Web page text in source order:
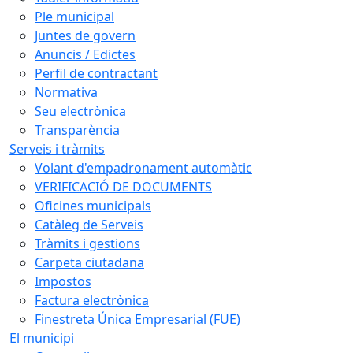
Ple municipal
Juntes de govern
Anuncis / Edictes
Perfil de contractant
Normativa
Seu electrònica
Transparència
Serveis i tràmits
Volant d'empadronament automàtic
VERIFICACIÓ DE DOCUMENTS
Oficines municipals
Catàleg de Serveis
Tràmits i gestions
Carpeta ciutadana
Impostos
Factura electrònica
Finestreta Única Empresarial (FUE)
El municipi